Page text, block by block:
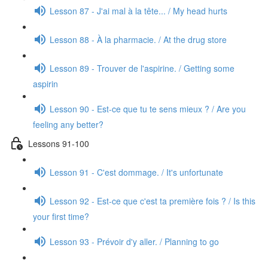
Lesson 87 - J'ai mal à la tête... / My head hurts
Lesson 88 - À la pharmacie. / At the drug store
Lesson 89 - Trouver de l'aspirine. / Getting some
aspirin
Lesson 90 - Est-ce que tu te sens mieux ? / Are you
feeling any better?
Lessons 91-100
Lesson 91 - C'est dommage. / It's unfortunate
Lesson 92 - Est-ce que c'est ta première fois ? / Is this
your first time?
Lesson 93 - Prévoir d'y aller. / Planning to go